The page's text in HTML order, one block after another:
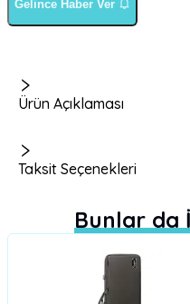
Gelince Haber Ver
Ürün Açıklaması
Taksit Seçenekleri
Bunlar da